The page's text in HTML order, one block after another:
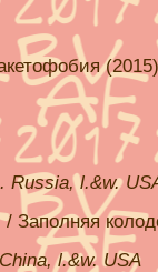
Russia, l.&w.
/ Заполняя
l.&w. USA